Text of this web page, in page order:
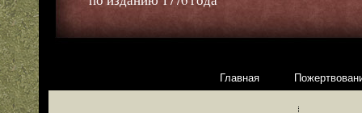
Главная